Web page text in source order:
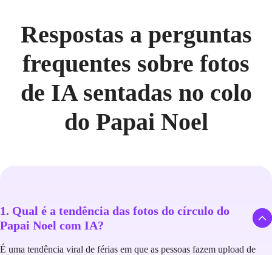
Respostas a perguntas
frequentes sobre fotos
de IA sentadas no colo
do Papai Noel
1. Qual é a tendência das fotos do círculo do
Papai Noel com IA?
É uma tendência viral de férias em que as pessoas fazem upload de